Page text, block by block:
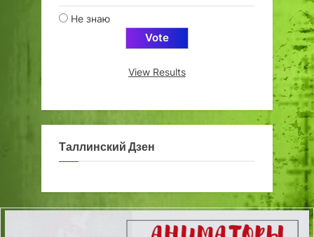
Не знаю
View Results
Таллинский Дзен